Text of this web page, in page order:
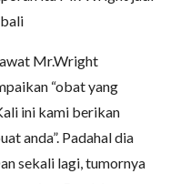
Mr.Wright
“obat yang
ini kami berikan
anda”. Padahal dia
sekali lagi, tumornya